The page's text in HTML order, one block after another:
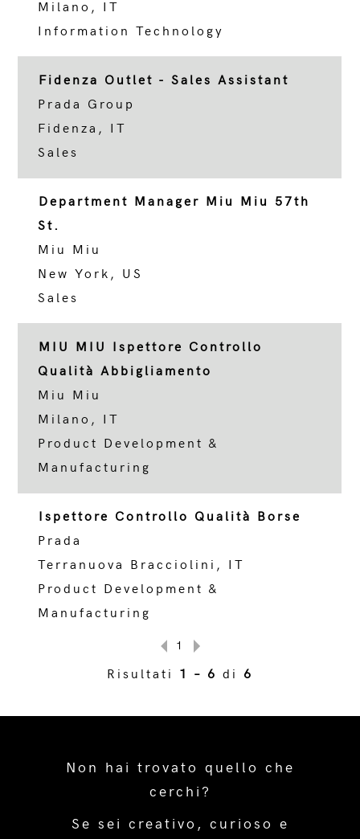
Milano, IT
Information Technology
Fidenza Outlet - Sales Assistant
Prada Group
Fidenza, IT
Sales
Department Manager Miu Miu 57th
St.
Miu Miu
New York, US
Sales
MIU MIU Ispettore Controllo
Qualità Abbigliamento
Miu Miu
Milano, IT
Product Development &
Manufacturing
Ispettore Controllo Qualità Borse
Prada
Terranuova Bracciolini, IT
Product Development &
Manufacturing
1
Risultati 1 – 6 di 6
Non hai trovato quello che
cerchi?
Se sei creativo, curioso e